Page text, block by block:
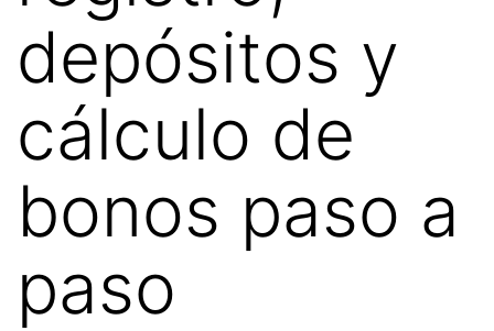
depósitos y
cálculo de
bonos paso a
paso